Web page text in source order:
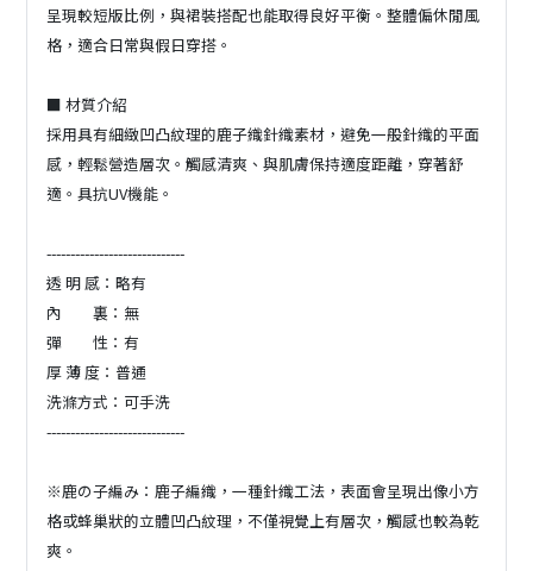
呈現較短版比例，與裙裝搭配也能取得良好平衡。整體偏休閒風
格，適合日常與假日穿搭。
■ 材質介紹
採用具有細緻凹凸紋理的鹿子織針織素材，避免一般針織的平面
感，輕鬆營造層次。觸感清爽、與肌膚保持適度距離，穿著舒
適。具抗UV機能。
-----------------------------
透 明 感：略有
內 裏：無
彈 性：有
厚 薄 度：普通
洗滌方式：可手洗
-----------------------------
※鹿の子編み：鹿子編織，一種針織工法，表面會呈現出像小方
格或蜂巢狀的立體凹凸紋理，不僅視覺上有層次，觸感也較為乾
爽。